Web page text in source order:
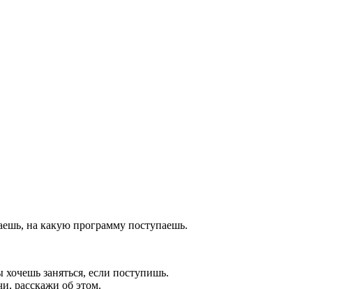
на какую программу поступаешь.
заняться, если поступишь.
расскажи об этом.